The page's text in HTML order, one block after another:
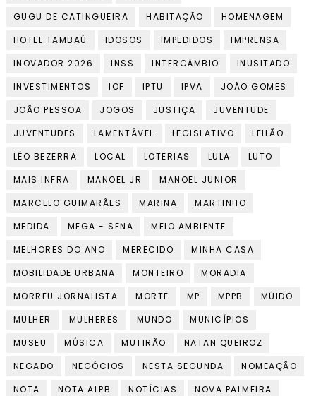
GUGU DE CATINGUEIRA
HABITAÇÃO
HOMENAGEM
HOTEL TAMBAÚ
IDOSOS IMPEDIDOS
IMPRENSA
INOVADOR 2026
INSS INTERCÂMBIO
INUSITADO
INVESTIMENTOS
IOF IPTU IPVA
JOÃO GOMES
JOÃO PESSOA
JOGOS JUSTIÇA
JUVENTUDE
JUVENTUDES
LAMENTÁVEL LEGISLATIVO
LEILÃO
LÉO BEZERRA
LOCAL LOTERIAS LULA
LUTO
MAIS INFRA
MANOEL JR
MANOEL JUNIOR
MARCELO GUIMARÃES
MARINA
MARTINHO
MEDIDA
MEGA - SENA
MEIO AMBIENTE
MELHORES DO ANO
MERECIDO
MINHA CASA
MOBILIDADE URBANA
MONTEIRO
MORADIA
MORREU JORNALISTA
MORTE MP MPPB
MÚIDO
MULHER
MULHERES MUNDO
MUNICÍPIOS
MUSEU
MÚSICA MUTIRÃO
NATAN QUEIROZ
NEGADO
NEGÓCIOS NESTA SEGUNDA
NOMEAÇÃO
NOTA
NOTA ALPB NOTÍCIAS
NOVA PALMEIRA